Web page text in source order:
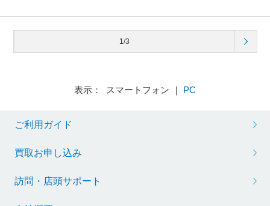
1/3
表示： スマートフォン ｜ PC
ご利用ガイド
買取お申し込み
訪問・店頭サポート